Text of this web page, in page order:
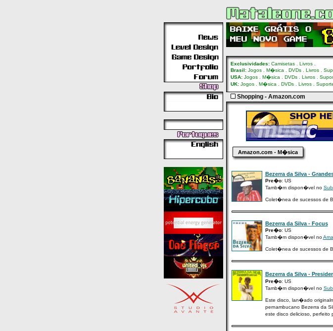
Exclusividades: Camisetas. Livros.
Brasil: Jogos. M�sica DVDs. Livros.
USA: Jogos. M�sica DVDs. Livros.
UK: Jogos. M�sica DVDs. Livros.
Shopping - Amazon.com
Amazon.com - M�sica
Bezerra da Silva -
Pre�o: US
Tamb�m dispon�vel no
Colet�nea de sucessos de
Bezerra da Silva - Focus
Pre�o: US
Tamb�m dispon�vel no
Colet�nea de sucessos de
Bezerra da Silva -
Pre�o: US
Tamb�m dispon�vel no
Este disco, lan�ado
pernambucano Bezerra da
este disco delicioso, perfeito